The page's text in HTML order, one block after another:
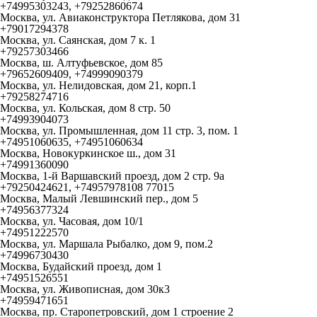
+74995303243, +79252860674
Москва, ул. Авиаконструктора Петлякова, дом 31
+79017294378
Москва, ул. Саянская, дом 7 к. 1
+79257303466
Москва, ш. Алтуфьевское, дом 85
+79652609409, +74999090379
Москва, ул. Нелидовская, дом 21, корп.1
+79258274716
Москва, ул. Кольская, дом 8 стр. 50
+74993904073
Москва, ул. Промышленная, дом 11 стр. 3, пом. 1
+74951060635, +74951060634
Москва, Новокуркинское ш., дом 31
+74991360090
Москва, 1-й Варшавский проезд, дом 2 стр. 9а
+79250424621, +74957978108 77015
Москва, Малый Левшинский пер., дом 5
+74956377324
Москва, ул. Часовая, дом 10/1
+74951222570
Москва, ул. Маршала Рыбалко, дом 9, пом.2
+74996730430
Москва, Будайский проезд, дом 1
+74951526551
Москва, ул. Живописная, дом 30к3
+74959471651
Москва, пр. Старопетровский, дом 1 строение 2